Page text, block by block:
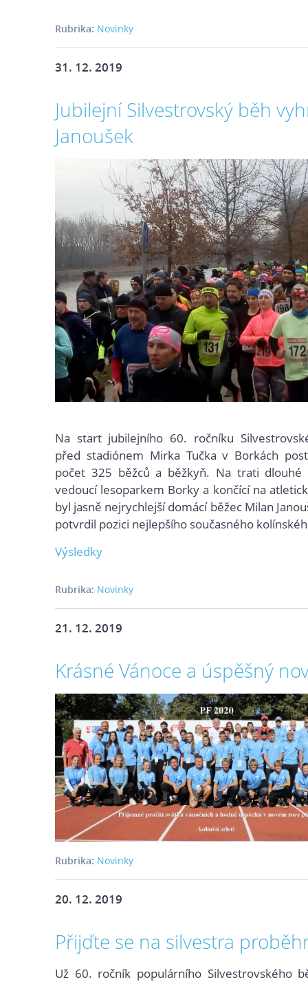
Rubrika: Novinky
31. 12. 2019
Jubilejní Silvestrovský běh
Janoušek
Na start jubilejního 60. ročníku
před stadiónem Mirka Tučka v Borkách
počet 325 běžců a běžkyň. Na trati dlouhé
vedoucí lesoparkem Borky a končící na
byl jasně nejrychlejší domácí běžec Milan
potvrdil pozici nejlepšího současného
Výsledky
Rubrika: Novinky
21. 12. 2019
Krásné Vánoce a úspěšný
Rubrika: Novinky
20. 12. 2019
Přijďte se na silvestra
Už 60. ročník populárního Silvestrovského